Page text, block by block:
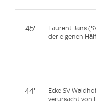
45'
Laurent Jans
der eigenen
44'
Ecke SV
verursacht von